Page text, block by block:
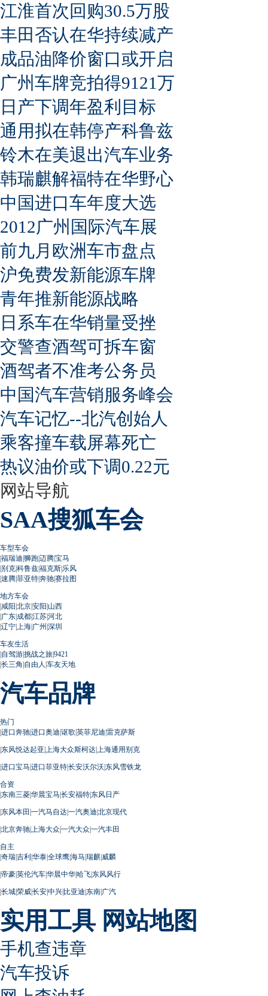
江淮首次回购30.5万股
丰田否认在华持续减产
成品油降价窗口或开启
广州车牌竞拍得9121万
日产下调年盈利目标
通用拟在韩停产科鲁兹
铃木在美退出汽车业务
韩瑞麒解福特在华野心
中国进口车年度大选
2012广州国际汽车展
前九月欧洲车市盘点
沪免费发新能源车牌
青年推新能源战略
日系车在华销量受挫
交警查酒驾可拆车窗
酒驾者不准考公务员
中国汽车营销服务峰会
汽车记忆--北汽创始人
乘客撞车载屏幕死亡
热议油价或下调0.22元
网站导航
SAA搜狐车会
车型车会
|福瑞迪|狮跑|迈腾|宝马
|别克|科鲁兹|福克斯|乐风
|速腾|菲亚特|奔驰|赛拉图
地方车会
|咸阳|北京|安阳|山西
|广东|成都|江苏|河北
|辽宁| 上海|广州 |深圳
车友生活
|自驾游|挑战之旅|9421
|长三角 |自由人 |车友天地
汽车品牌
热门
|进口奔驰|进口奥迪|讴歌|英菲尼迪|雷克萨斯
|东风悦达起亚| 上海大众斯柯达| 上海通用别克
|进口宝马|进口菲亚特|长安沃尔沃|东风雪铁龙
合资
|东南三菱|华晨宝马|长安福特|东风日产
|东风本田 |一汽马自达|一汽奥迪|北京现代
|北京奔驰| 上海大众|一汽大众|一汽丰田
自主
|奇瑞|吉利|华泰|全球鹰|海马|瑞麒|威麟
|帝豪|英伦汽车|华晨中华|哈飞|东风风行
|长城|荣威|长安|中兴|比亚迪|东南|广汽
实用工具 网站地图
手机查违章
汽车投诉